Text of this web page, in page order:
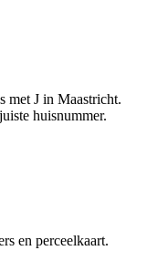
met J in Maastricht.
huisnummer.
en perceelkaart.